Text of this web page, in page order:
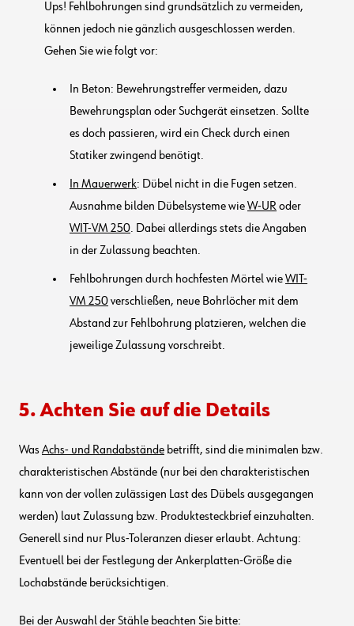
Ups! Fehlbohrungen sind grundsätzlich zu vermeiden,
können jedoch nie gänzlich ausgeschlossen werden.
Gehen Sie wie folgt vor:
In Beton: Bewehrungstreffer vermeiden, dazu
Bewehrungsplan oder Suchgerät einsetzen. Sollte
es doch passieren, wird ein Check durch einen
Statiker zwingend benötigt.
In Mauerwerk: Dübel nicht in die Fugen setzen.
Ausnahme bilden Dübelsysteme wieW-URoder
WIT-VM 250. Dabei allerdings stets die Angaben
in der Zulassung beachten.
Fehlbohrungen durch hochfesten Mörtel wieWIT-
VM 250verschließen, neue Bohrlöcher mit dem
Abstand zur Fehlbohrung platzieren, welchen die
jeweilige Zulassung vorschreibt.
5. Achten Sie auf die Details
WasAchs- und Randabstände betrifft, sind die minimalen bzw.
charakteristischen Abstände (nur bei den charakteristischen
kann von der vollen zulässigen Last des Dübels ausgegangen
werden) laut Zulassung bzw. Produktesteckbrief einzuhalten.
Generell sind nur Plus-Toleranzen dieser erlaubt. Achtung:
Eventuell bei der Festlegung der Ankerplatten-Größe die
Lochabstände berücksichtigen.
Bei der Auswahl der Stähle beachten Sie bitte: